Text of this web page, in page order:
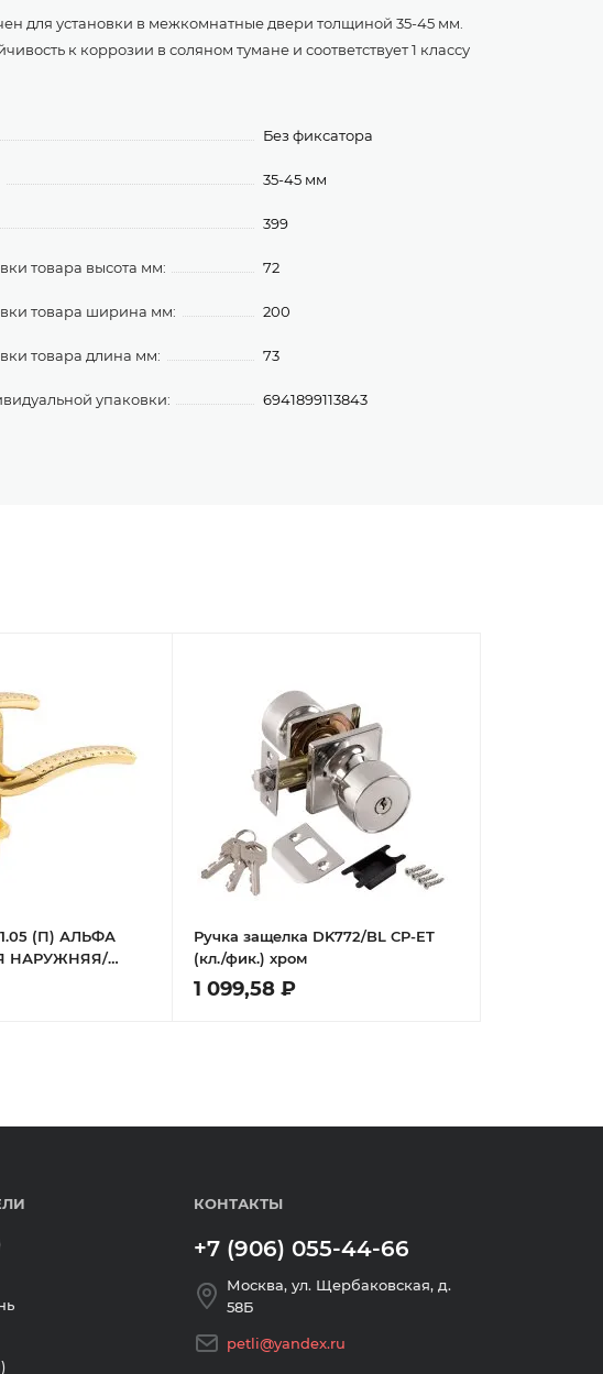
для установки в межкомнатные двери толщиной 35-45 мм.
к коррозии в соляном тумане и соответствует 1 классу
Без фиксатора
35-45 мм
399
товара высота мм: 72
товара ширина мм: 200
товара длина мм: 73
упаковки: 6941899113843
(П) АЛЬФА
НАРУЖНЯЯ/
фиксацией
Ручка защелка DK772/BL CP-ET
(кл./фик.) хром
1 099,58 ₽
КОНТАКТЫ
+7 (906) 055-44-66
Москва, ул. Щербаковская, д.
58Б
petli@yandex.ru